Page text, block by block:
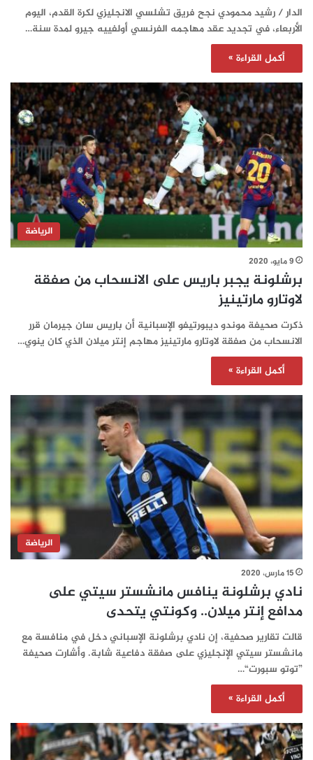
الدار / رشيد محمودي نجح فريق تشلسي الانجليزي لكرة القدم، اليوم
الأربعاء، في تجديد عقد مهاجمه الفرنسي أولفييه جيرو لمدة سنة…
أكمل القراءة »
الرياضة
9 مايو، 2020
برشلونة يجبر باريس على الانسحاب من صفقة
لاوتارو مارتينيز
ذكرت صحيفة موندو ديبورتيفو الإسبانية أن باريس سان جيرمان قرر
الانسحاب من صفقة لاوتارو مارتينيز مهاجم إنتر ميلان الذي كان ينوي…
أكمل القراءة »
الرياضة
15 مارس، 2020
نادي برشلونة ينافس مانشستر سيتي على
مدافع إنتر ميلان.. وكونتي يتحدى
قالت تقارير صحفية، إن نادي برشلونة الإسباني دخل في منافسة مع
مانشستر سيتي الإنجليزي على صفقة دفاعية شابة. وأشارت صحيفة
”توتو سبورت“…
أكمل القراءة »